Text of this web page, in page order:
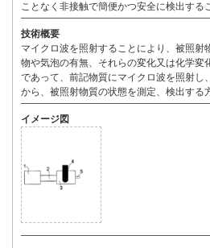
ことなく非接触で簡便かつ安全に検出する
技術概要
マイクロ波を照射することにより、被照射
物や気泡の有無、それらの変化又は化学変
であって、前記物質にマイクロ波を照射し
から、被照射物質の状態を測定、検出する
イメージ図